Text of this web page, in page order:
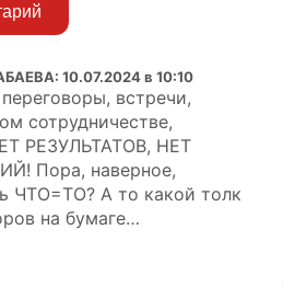
: 10.07.2024 в 10:10
встречи,
сотрудничестве,
РЕЗУЛЬТАТОВ, НЕТ
Пора, наверное,
ЧТО=ТО? А то какой толк
на бумаге…